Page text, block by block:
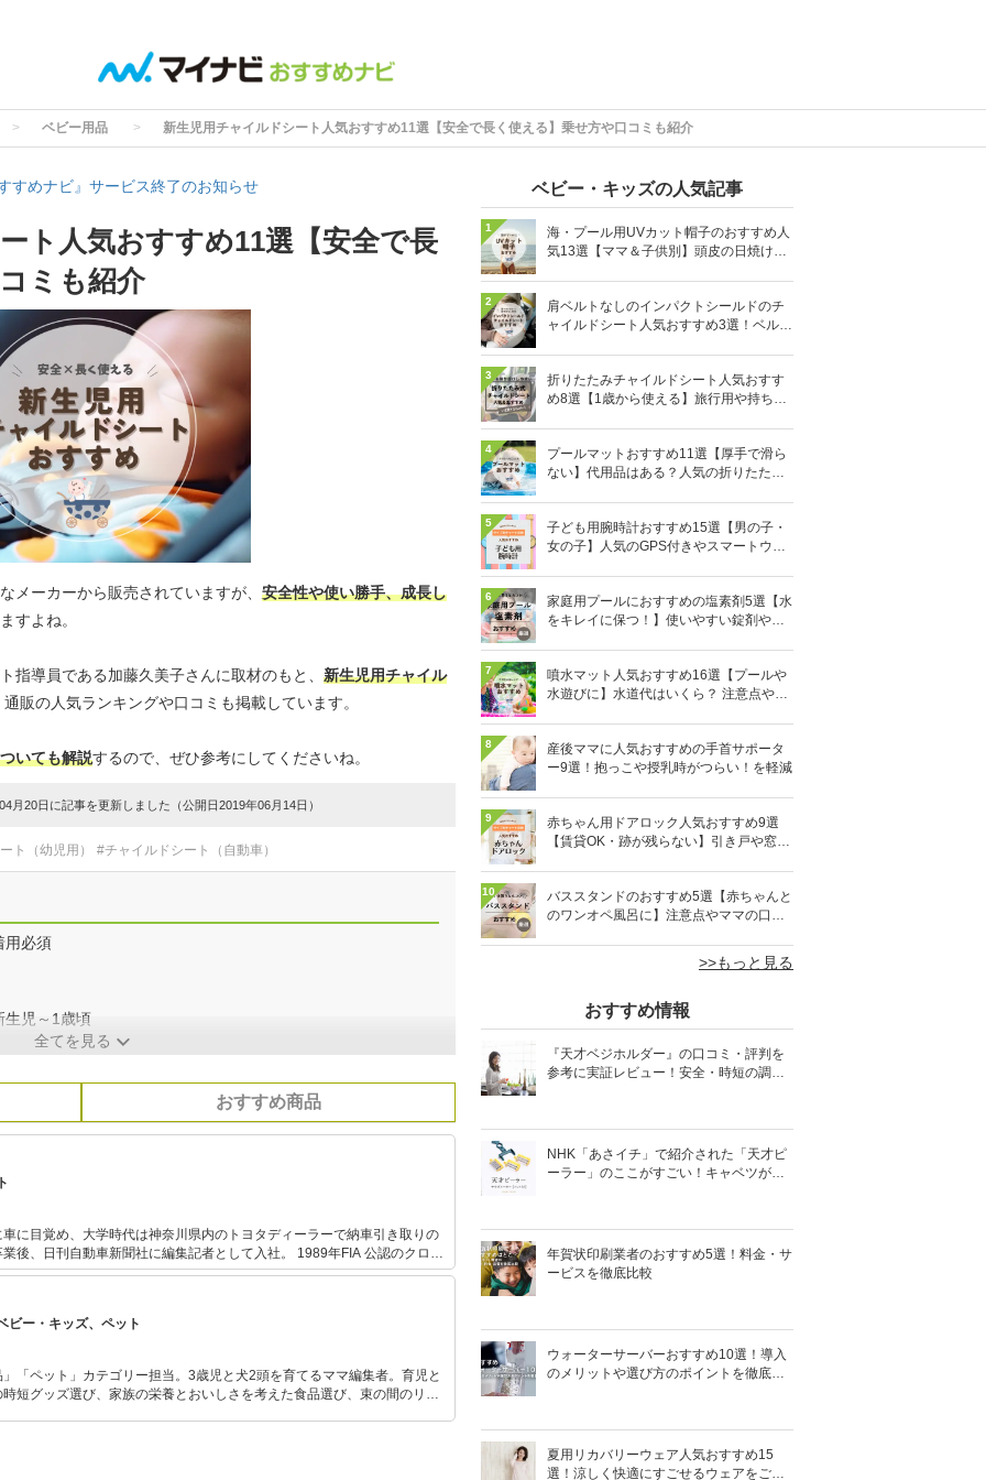
ベビー用品 新生児用チャイルドシート人気おすすめ11選【安全で長く使える】乗せ方や口コミも紹介
すめナビ』サービス終了のお知らせ
ト人気おすすめ11選【安全で長
ミも紹介
メーカーから販売されていますが、 安全性や使い勝手、成長し
すよね。
指導員である加藤久美子さんに取材のもと、 新生児用チャイル
通販の人気ランキングや口コミも掲載しています。
いても解説するので、ぜひ参考にしてくださいね。
20日に記事を更新しました（公開日2019年06月14日）
ト（幼児用） #チャイルドシート（自動車）
用必須
生児～1歳頃
全てを見る
おすすめ商品
に目覚め、大学時代は神奈川県内のトヨタディーラーで納車引き取りの
自動車新聞社に編集記者として入社。 1989年FIA 公認のクロス
ラリアン・サファリ」に出場。 1995年会社を辞めてフリーランスの道
記事を年間300本以上寄稿している。 また、（一財）日本交通
ルドシート指導員としてチャイルドシートの正しい装着や子連れドライ
する講演、啓発活動なども積極的に行っている。
ビー・キッズ、ペット
「ペット」カテゴリー担当。3歳児と犬2頭を育てるママ編集者。育児と
短グッズ選び、家族の栄養とおいしさを考えた食品選び、束の間のリラ
ベビー・キッズの人気記事
1
海・プール用UVカット帽子のおすすめ人
気13選【ママ＆子供別】頭皮の日焼け対
2
肩ベルトなしのインパクトシールドのチ
ャイルドシート人気おすすめ3選！ベルト
3
折りたたみチャイルドシート人気おすす
め8選【1歳から使える】旅行用や持ち運
4
プールマットおすすめ11選【厚手で滑ら
ない】代用品はある？人気の折りたたみ
5
子ども用腕時計おすすめ15選【男の子・
女の子】人気のGPS付きやスマートウォ
6
家庭用プールにおすすめの塩素剤5選【水
をキレイに保つ！】使いやすい錠剤やパ
7
噴水マット人気おすすめ16選【プールや
水遊びに】水道代はいくら？ 注意点やデ
8
産後ママに人気おすすめの手首サポータ
ー9選！抱っこや授乳時がつらい！を軽減
9
赤ちゃん用ドアロック人気おすすめ9選
【賃貸OK・跡が残らない】引き戸や窓対
10
バススタンドのおすすめ5選【赤ちゃんと
のワンオペ風呂に】注意点やママの口コ
>>もっと見る
おすすめ情報
『天才ベジホルダー』の口コミ・評判を
参考に実証レビュー！安全・時短の調理
NHK「あさイチ」で紹介された「天才ピ
ーラー」のここがすごい！キャベツがほ
年賀状印刷業者のおすすめ5選！料金・サ
ービスを徹底比較
ウォーターサーバーおすすめ10選！導入
のメリットや選び方のポイントを徹底解
夏用リカバリーウェア人気おすすめ15
選！涼しく快適にすごせるウェアをご紹